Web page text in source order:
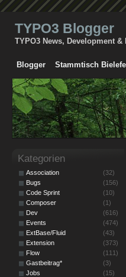
TYPO3 Blogger
TYPO3 News, Development
Blogger Stammtisch
Kategorien
Association
(32)
Bugs
(156)
Code Sprint
(10)
Composer
(1)
Dev
(616)
Events
(474)
ExtBase/Fluid
(43)
Extension
(373)
Flow
(111)
Gastbeitrag*
(3)
Jobs
(15)